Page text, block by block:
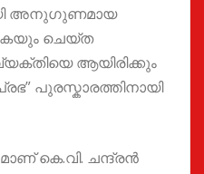
അനുഗുണമായ
ചെയ്ത
ആയിരിക്കും
പുരസ്കാരത്തിനായി
കെ.വി. ചന്ദ്രൻ